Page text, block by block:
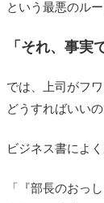
という最悪のル
「それ、事実
では、上司がフ
どうすればいいの
ビジネス書によ
「『部長のおっ